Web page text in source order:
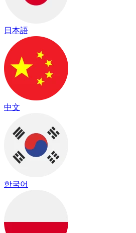
日本語
中文
한국어